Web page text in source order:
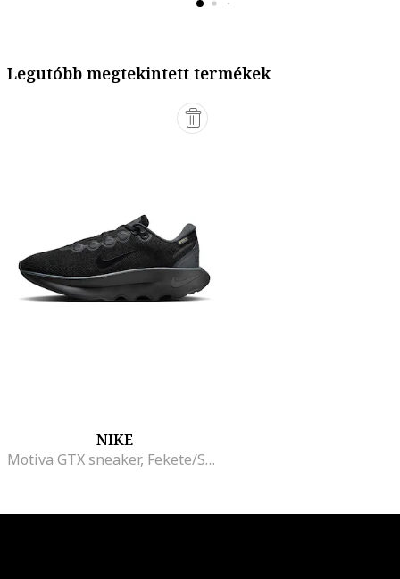
Legutóbb megtekintett termékek
NIKE
Motiva GTX sneaker, Fekete/Sötétszürke